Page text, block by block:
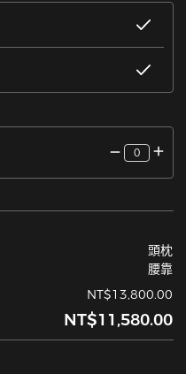
0
頭枕
腰靠
NT$13,800.00
NT$11,580.00